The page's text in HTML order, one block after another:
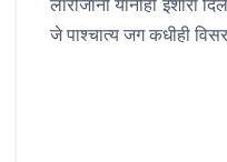
लारीजानी यांनीही इशारा
जे पाश्चात्य जग कधीही